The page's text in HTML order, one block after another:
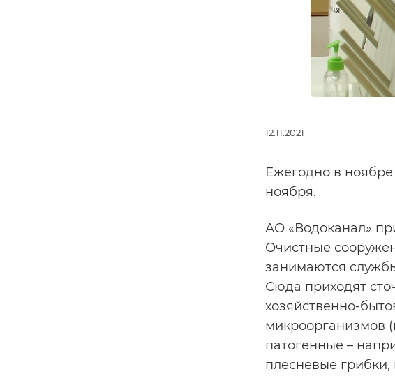
12.11.2021
Ежегодно в ноябре
ноября.
АО «Водоканал»
Очистные
занимаются
Сюда приходят
хозяйственно-
микроорганизмов
патогенные –
плесневые